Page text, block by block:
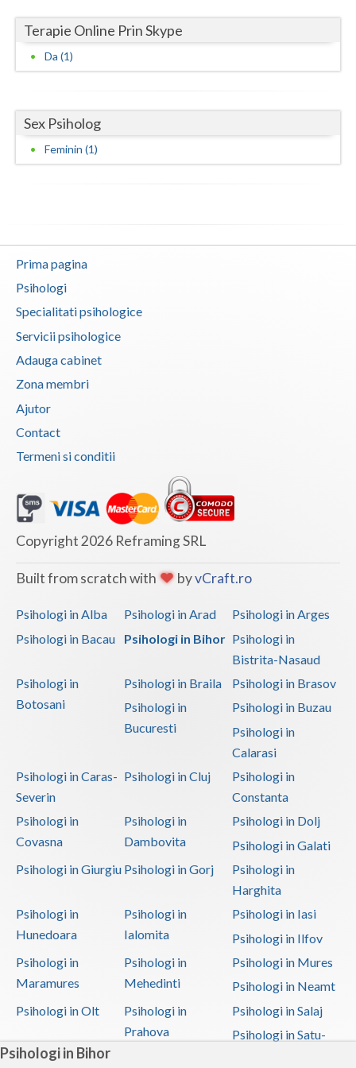
Psihologi in Bihor
Vaslui
Vrancea
Terapie Online Prin Skype
Da (1)
Sex Psiholog
Feminin (1)
Prima pagina
Psihologi
Specialitati psihologice
Servicii psihologice
Adauga cabinet
Zona membri
Ajutor
Contact
Termeni si conditii
Copyright 2026 Reframing SRL
Built from scratch with byvCraft.ro
Psihologi in Alba Psihologi in Arad
Psihologi in Arges
Psihologi in Bacau
Psihologi in Bihor Psihologi in
Bistrita-Nasaud
Psihologi in
Botosani
Psihologi in Braila
Psihologi in Brasov
Psihologi in
Bucuresti
Psihologi in Buzau
Psihologi in
Calarasi
Psihologi in Caras-
Severin
Psihologi in Cluj
Psihologi in
Constanta
Psihologi in
Covasna
Psihologi in
Dambovita
Psihologi in Dolj
Psihologi in Galati
Psihologi in Giurgiu Psihologi in Gorj
Psihologi in
Harghita
Psihologi in
Hunedoara
Psihologi in
Ialomita
Psihologi in Iasi
Psihologi in Ilfov
Psihologi in
Maramures
Psihologi in
Mehedinti
Psihologi in Mures
Psihologi in Neamt
Psihologi in Olt
Psihologi in
Prahova
Psihologi in Salaj
Psihologi in Satu-